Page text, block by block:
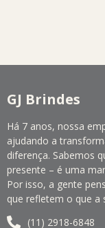
GJ Brindes
Há 7 anos, nossa
ajudando a
diferença. Sabemos
presente – é uma
Por isso, a gente
que refletem o que a
(11) 2918-6848